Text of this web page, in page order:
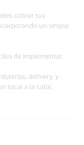
cobrar tus
un simple
de implementar.
delivery, y
local a la calle.